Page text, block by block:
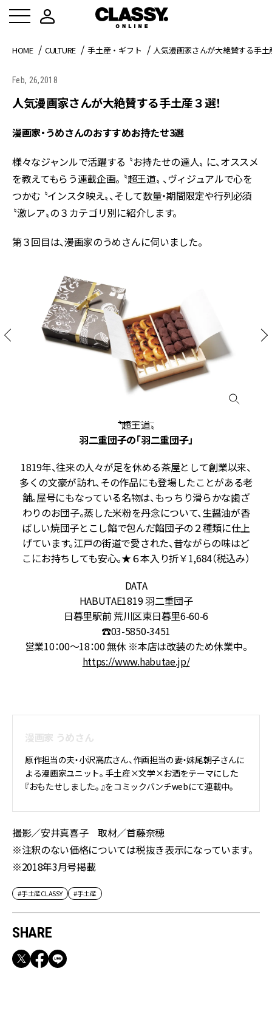
HOME CULTURE 手土産・ギフト 人気漫画家さんが大絶賛する手土
Feb, 26,2018
人気漫画家さんが大絶賛する手土産３選！
漫画家・うめさんのおすすめお持たせ3選
様々なジャンルで活躍する 〝お持たせの達人〟 に、オススメ
を教えてもらう連載企画。 〝超王道〟 、ヴィジュアルで心を
つかむ 〝インスタ映え〟、そして数量・期間限定や行列必須
〝激レア〟の３カテゴリ別に紹介します。
第３回目は、漫画家のうめさんに伺いました。
〝超王道〟
羽二重団子の「羽二重団子」
1819年、往来の人々が足を休める茶屋として創業以来、
多くの文豪が訪れ、その作品にも登場したことがある老
舗。屋号にもなっている名物は、もっちり滑らかな歯ざ
わりのお団子。蒸した米粉を丹念について、生醤油が香
ばしい焼団子とこし餡で包んだ餡団子の２種類に仕上
げています。江戸の街道で愛された、昔ながらの味はど
こにお持ちしても安心。★６本入り折￥1,684（税込み）
DATA
HABUTAE1819 羽二重団子
日暮里駅前 荒川区東日暮里6-60-6
☎03-5850-3451
営業10：00～18：00 無休 ※本店は改装のため休業中。
https://www.habutae.jp/
漫画家 うめさん
原作担当の夫・小沢高広さん、作画担当の妻・妹尾朝子さんに
よる漫画家ユニット。 手土産×文学×お酒をテーマにした
『おもたせしました。 』をコミックバンチwebにて連載中。
撮影／安井真喜子 取材／首藤奈穂
※注釈のない価格については税抜き表示になっています。
※2018年3月号掲載
#手土産CLASSY #手土産
SHARE